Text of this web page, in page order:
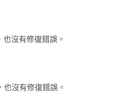
沒有修復錯誤。
沒有修復錯誤。